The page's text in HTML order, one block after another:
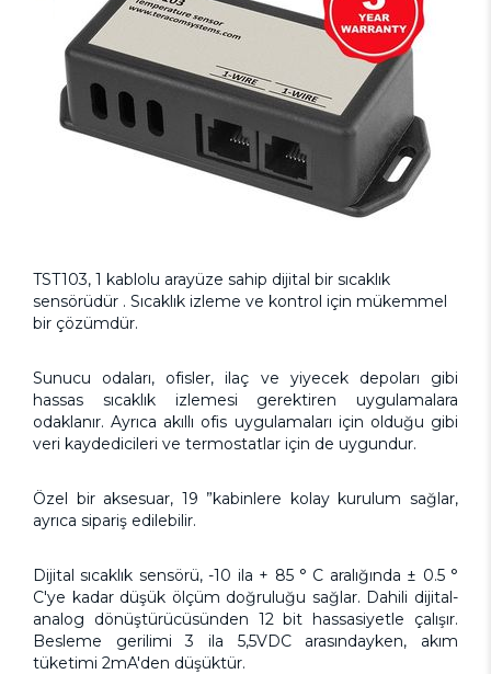
TST103, 1 kablolu arayüze sahip dijital bir sıcaklık
sensörüdür . Sıcaklık izleme ve kontrol için mükemmel
bir çözümdür.
Sunucu odaları, ofisler, ilaç ve yiyecek depoları gibi
hassas sıcaklık izlemesi gerektiren uygulamalara
odaklanır. Ayrıca akıllı ofis uygulamaları için olduğu gibi
veri kaydedicileri ve termostatlar için de uygundur.
Özel bir aksesuar, 19 ”kabinlere kolay kurulum sağlar,
ayrıca sipariş edilebilir.
Dijital sıcaklık sensörü, -10 ila + 85 ° C aralığında ± 0.5 °
C'ye kadar düşük ölçüm doğruluğu sağlar. Dahili dijital-
analog dönüştürücüsünden 12 bit hassasiyetle çalışır.
Besleme gerilimi 3 ila 5,5VDC arasındayken, akım
tüketimi 2mA'den düşüktür.